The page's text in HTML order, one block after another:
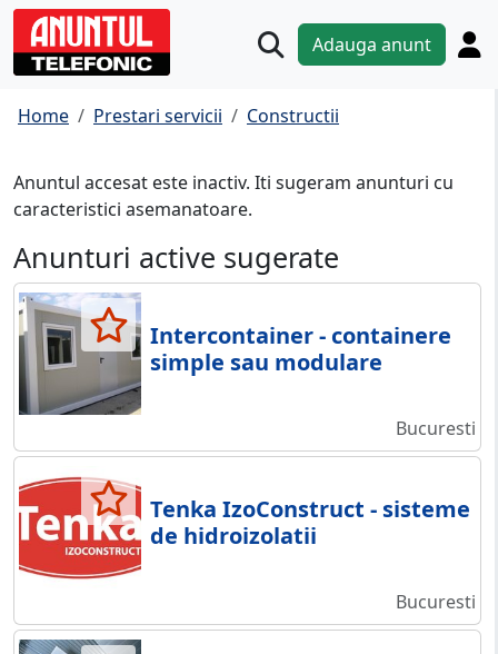
Adauga anunt
Home Prestari servicii Constructii
Anuntul accesat este inactiv. Iti sugeram anunturi cu
caracteristici asemanatoare.
Anunturi active sugerate
Intercontainer - containere
simple sau modulare
Bucuresti
Tenka IzoConstruct - sisteme
de hidroizolatii
Bucuresti